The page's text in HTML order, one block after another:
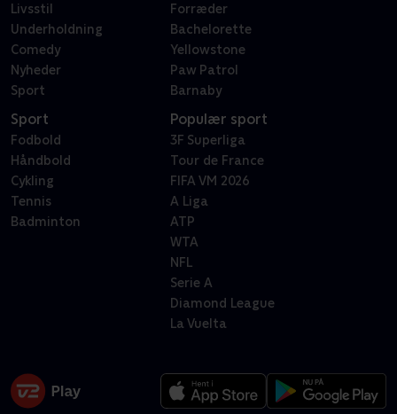
Livsstil
Underholdning
Comedy
Nyheder
Sport
Forræder
Bachelorette
Yellowstone
Paw Patrol
Barnaby
Sport
Fodbold
Håndbold
Cykling
Tennis
Badminton
Populær sport
3F Superliga
Tour de France
FIFA VM 2026
A Liga
ATP
WTA
NFL
Serie A
Diamond League
La Vuelta